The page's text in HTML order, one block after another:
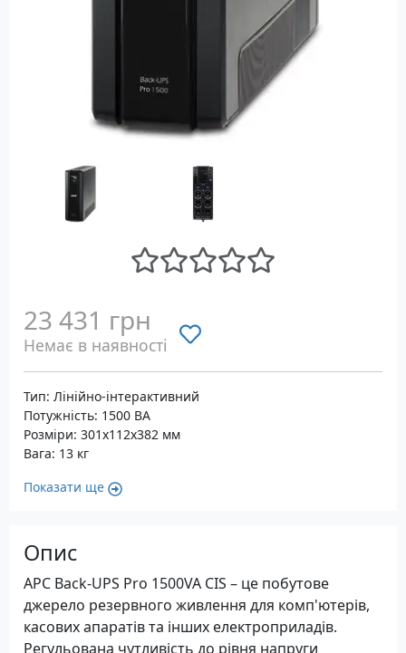
23 431 грн
Немає в наявності
Тип: Лінійно-інтерактивний
Потужність: 1500 ВА
Розміри: 301x112x382 мм
Вага: 13 кг
Показати ще
Опис
APC Back-UPS Pro 1500VA CIS – це побутове
джерело резервного живлення для комп'ютерів,
касових апаратів та інших електроприладів.
Регульована чутливість до рівня напруги